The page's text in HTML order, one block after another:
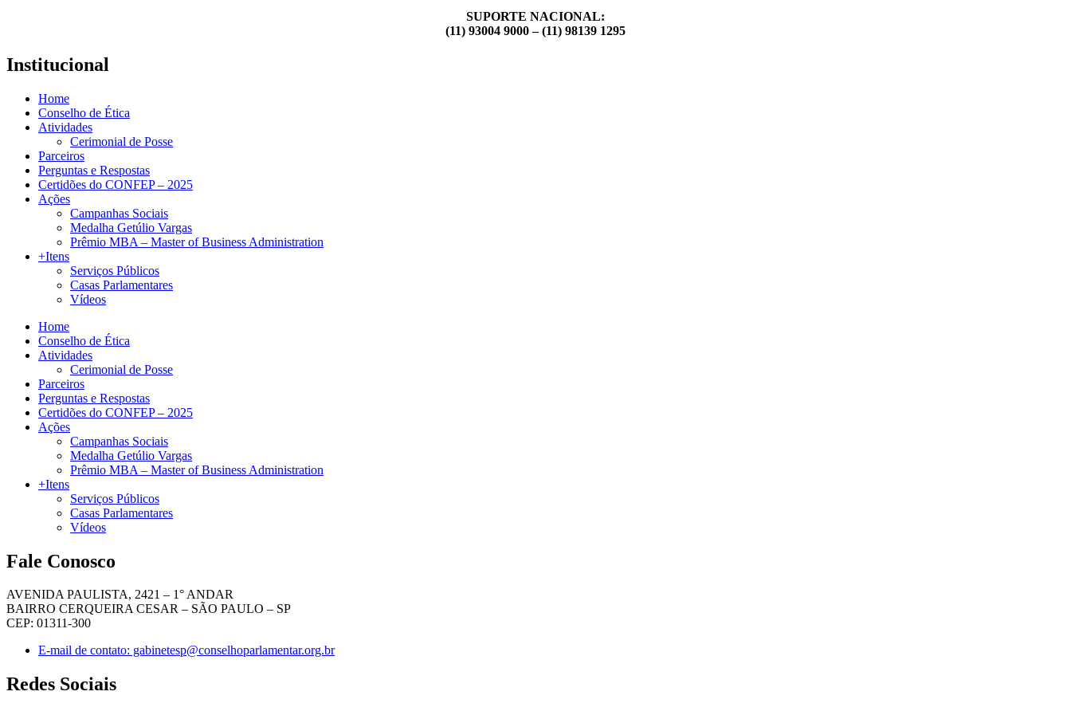
SUPORTE NACIONAL:
(11) 93004 9000 – (11) 98139 1295
Institucional
Home
Conselho de Ética
Atividades
Cerimonial de Posse
Parceiros
Perguntas e Respostas
Certidões do CONFEP – 2025
Ações
Campanhas Sociais
Medalha Getúlio Vargas
Prêmio MBA – Master of Business Administration
+Itens
Serviços Públicos
Casas Parlamentares
Vídeos
Home
Conselho de Ética
Atividades
Cerimonial de Posse
Parceiros
Perguntas e Respostas
Certidões do CONFEP – 2025
Ações
Campanhas Sociais
Medalha Getúlio Vargas
Prêmio MBA – Master of Business Administration
+Itens
Serviços Públicos
Casas Parlamentares
Vídeos
Fale Conosco
AVENIDA PAULISTA, 2421 – 1° ANDAR
BAIRRO CERQUEIRA CESAR – SÃO PAULO – SP
CEP: 01311-300
E-mail de contato: gabinetesp@conselhoparlamentar.org.br
Redes Sociais